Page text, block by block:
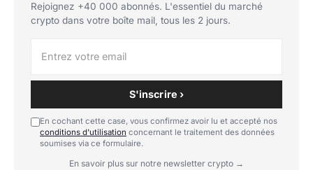
Rejoignez +40 000 abonnés. L'essentiel du marché
crypto dans votre boîte mail, tous les 2 jours.
S'inscrire ›
En cochant cette case, vous confirmez avoir lu et accepté nos
conditions d'utilisation concernant le traitement des données
soumises via ce formulaire.
En savoir plus sur notre newsletter crypto →